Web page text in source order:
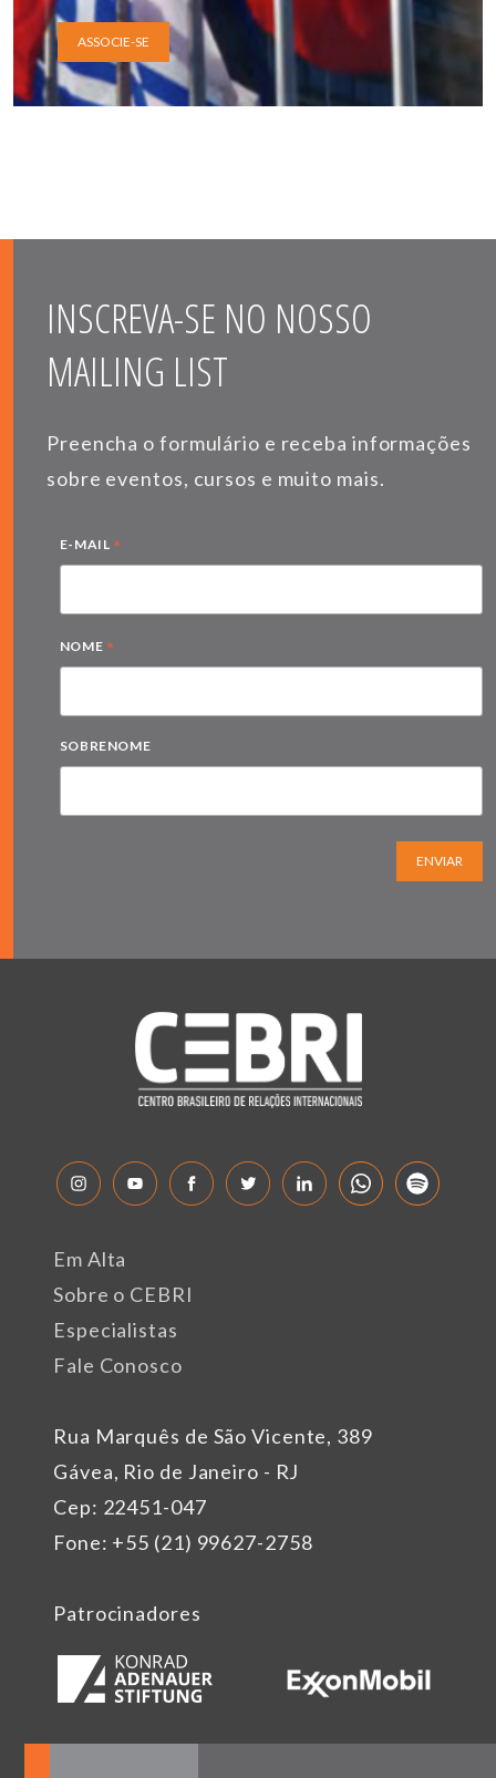
ASSOCIE-SE
INSCREVA-SE NO NOSSO
MAILING LIST
Preencha o formulário e receba informações
sobre eventos, cursos e muito mais.
E-MAIL *
NOME *
SOBRENOME
ENVIAR
Rua Marquês de São Vicente, 389
Gávea, Rio de Janeiro - RJ
Cep: 22451-047
Fone: +55 (21) 99627-2758
Em Alta
Sobre o CEBRI
Especialistas
Fale Conosco
Patrocinadores